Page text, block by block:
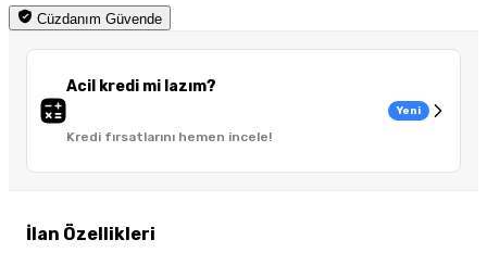
Cüzdanım Güvende
Acil kredi mi lazım?
Kredi fırsatlarını hemen incele!
Yeni
İlan Özellikleri